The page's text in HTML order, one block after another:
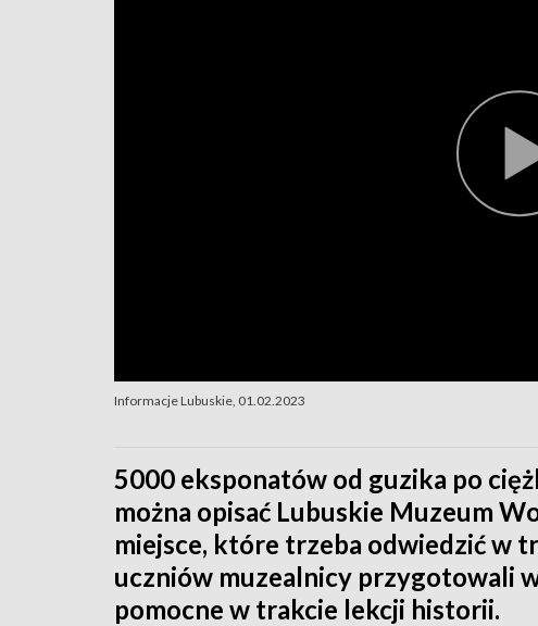
Informacje Lubuskie, 01.02.2023
5000 eksponatów od guzika po
można opisać Lubuskie Muzeum
miejsce, które trzeba odwiedzić w
uczniów muzealnicy przygotowali
pomocne w trakcie lekcji historii.